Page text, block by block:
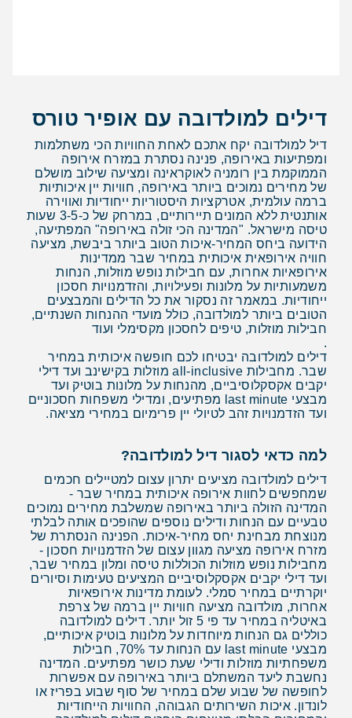
דילים למולדובה עם אופיר טורס
דיל למולדובה יקח אתכם לאחת החוויות הכי משתלמות
ומפתיעות באירופה, פנינה נסתרת במזרח אירופה
הממוקמת בין רומניה לאוקראינה ומציעה שילוב מושלם
של מחירים נמוכים ביותר באירופה, חוויות יין איכותיות
ברמה עולמית, אטרקציות היסטוריות ייחודיות ואווירה
אותנטית ללא המונים תיירותיים, במרחק של כ-3-5 שעות
טיסה מישראל. "המדינה הכי זולה באירופה" המפתיעה,
הידועה ביחס המחיר-איכות הטוב ביותר ביבשת, מציעה
חוויה אירופאית איכותית במחיר שבר ממדינות
אירופאיות אחרות, עם חבילות נופש מוזלות, הנחות
משמעותיות על מלונות ופעילויות, והזדמנויות חסכון
ייחודיות. במאמר זה נסקור את כל הדילים והמבצעים
הטובים ביותר למולדובה, כולל מועדי ההנחות השנתיים,
חבילות מוזלות, טיפים לחסכון מקסימלי ועוד
.
דילים למולדובה יבטיחו לכם חופשה איכותית במחיר
שבר. מחבילות all-inclusive מוזלות בקישינב ועד דילי
יקבים אקסקלוסיביים, מהנחות על מלונות בוטיק ועד
מבצעי last minute מפתיעים, ומדילי משפחות חסכוניים
ועד הזדמנויות זהב לטיולי יין פרימיום במחירי מציאה.
למה כדאי לסגור דיל למולדובה?
דילים למולדובה מציעים יתרון עצום למטיילים חכמים
שמחפשים לחוות אירופה איכותית במחיר שבר -
המדינה הזולה ביותר באירופה שמשלבת מחירים נמוכים
טבעיים עם הנחות ודילים נוספים שהופכים אותה לבלתי
מנוצחת מבחינת יחס מחיר-איכות. הפנינה הנסתרת של
מזרח אירופה מציעה מגוון עצום של הזדמנויות חסכון -
מחבילות נופש מוזלות הכוללות טיסה ומלון במחיר שבר,
ועד דילי יקבים אקסקלוסיביים המציעים טעימות וסיורים
יוקרתיים במחיר סמלי. לעומת מדינות אירופאיות
אחרות, מולדובה מציעה חוויות יין ברמה של צרפת
באיטליה במחיר עד פי 5 זול יותר. דילים למולדובה
כוללים גם הנחות מיוחדות על מלונות בוטיק איכותיים,
מבצעי last minute עם הנחות עד 70%, חבילות
משפחתיות מוזלות ודילי שעת כושר מפתיעים. המדינה
נחשבת ליעד המשתלם ביותר באירופה עם אפשרות
לחופשה של שבוע שלם במחיר של סוף שבוע בפריז או
לונדון. איכות השירותים הגבוהה, החוויות הייחודיות